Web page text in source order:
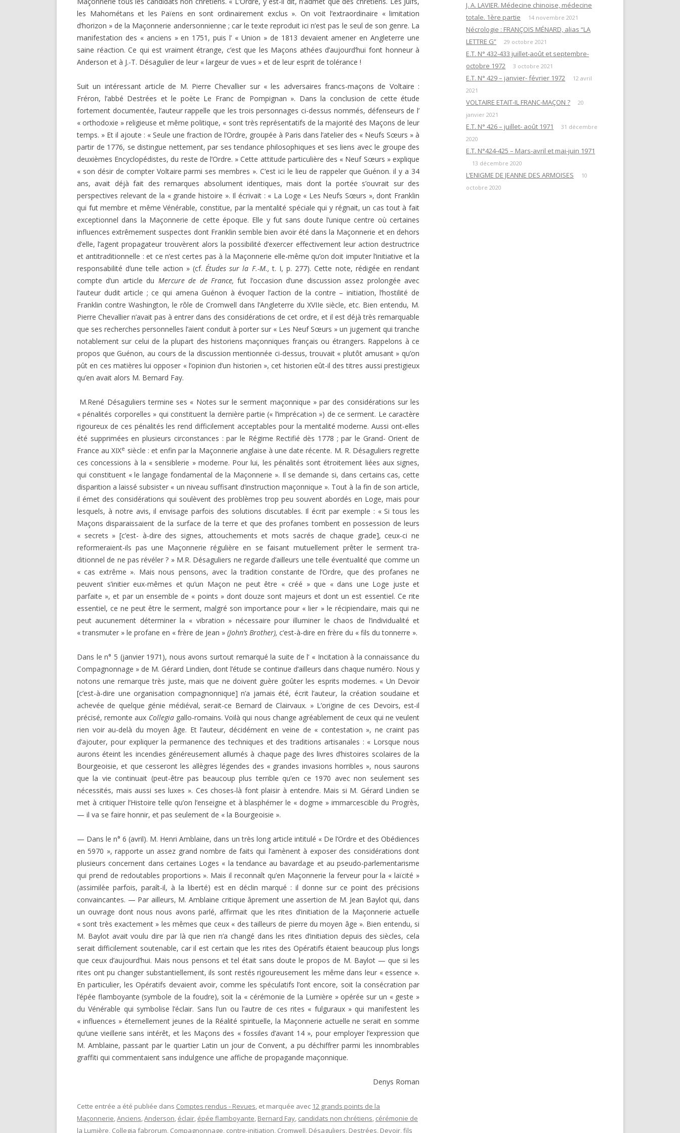
DEC 1970 2ÈME PARTIE
E.T. N° 421-422 SEPT- OCT-NOV-
DEC 1970 1ÈRE PARTIE
E.T. N° 418 MARS-AVRIL 1970
E.T. ANNEES 1968-1969
E.T. N° 416 NOVEMBRE –
DÉCEMBRE 1969- 2ÈME PARTIE
E.T. N° 416 NOVEMBRE –
DÉCEMBRE 1969- 1ÈRE PARTIE
E.T. N° 415 SEPTEMBRE-OCTOBRE
E.T. N° 414 JUILLET-AOÛT 1969
E.T. N° 412-413 MARS-AVRIL ET
MAI-JUIN 1969
E.T. N° 411 JANVIER-FÉVRIER 1969
E.T. N° 409-410 SEPT. ET NOV.-
DÉC.1968
E.T. N° 406-407-408. MARS À
AOÛT 1968
E.T. ANNEES 1966 – 1967
E.T. N° 404. NOVEMBRE-
DÉCEMBRE 1967
E.T. N° 400. MARS-AVRIL 1967
E.T. N° 399. JANVIER-FÉVRIER 1967
E.T. N°396-397 : 07-08 ET 09-10
E.T. N° 395 MAI-JUIN 1966
E.T. N° 394 MARS AVRIL 1966
E.T. ANNEES 1951 À 1953 E.T. N° 305, JANVIER FÉVRIER 1953
E.T. N°304, DÉCEMBRE 1952
E.T. N° 303, OCTOBRE-NOVEMBRE
1952
E.T. N° 299, AVRIL-MAI 1952
E.T. N° 298, MARS 1952
E. T. N 297, JANV.-FÉV. 1952
E. T. Nº 296, DÉC. 1951
E. T. Nº 292, JUIN 1951
E. T. Nº 291, AVRIL-MAI 1951
E. T. Nº 290, MARS 1951
SAKUTEI-KI, OU LE LIVRE SECRET
DES JARDINS JAPONAIS
MÉDIÉVAL
JEAN RICHER, DELPHES, DÉLOS ET
CUMES
LAMBSPRINCK, LA PIERRE
PHILOSOPHALE
VERNANT ET VIDAL-NAQUET.
MYTHE ET TRAGÉDIE EN GRÈCE
ANCIENNE
PERNÉTY. LES FABLES
ÉGYPTIENNES DÉVOILÉES
MAGISTER. MANUAL DEL
APRENDIZ.
MAGISTER. MANUAL DEL
COMPAÑERO.
JEAN-PAUL GARNIER. BARRAS, ROI
DU DIRECTOIRE.
LES DOUZE TRAVAUX D’HERCULE
« QUESTIONS DE RITUELS »
SUIVANT L’ŒUVRE DE R. GUÉNON
ET SES LETTRES À M. MAUGY / D.
MAÇONNERIE PAR L’HERMÉTISME
MAÇONNERIE”
AVERTISSEMENT
DARKNESS VISIBLE PARTIE 1
COMPTE RENDU E.T. N° 500
L’ARCHE VIVANTE DES SYMBOLES
RENÉ GUÉNON LIVRÉ À LA
MULTITUDE ( I ) : TÉMOIGNAGE ET
MISES EN GARDE
SUR UN ARTICLE DE VLT
les Mahométans et les Païens en sont ordinairement exclus ». On voit l’extraordi­naire « limitation
d’horizon » de la Maçonnerie andersonnienne ; car le texte reproduit ici n’est pas le seul de son genre. La
manifestation des « anciens » en 1751, puis l’ « Union » de 1813 devaient amener en Angleterre une
saine réaction. Ce qui est vraiment étrange, c’est que les Maçons athées d’aujourd’hui font honneur à
Anderson et à J.-T. Désagulier de leur « largeur de vues » et de leur esprit de tolérance !
Suit un intéressant article de M. Pierre Chevallier sur « les adversaires francs-maçons de Voltaire :
Fréron, l’abbé Destrées et le poète Le Franc de Pompignan ». Dans la con­clusion de cette étude
fortement documentée, l’auteur rap­pelle que les trois personnages ci-dessus nommés, défen­seurs de l’
« orthodoxie » religieuse et même politique, « sont très représentatifs de la majorité des Maçons de leur
temps. » Et il ajoute : « Seule une fraction de l’Ordre, groupée à Paris dans l’atelier des « Neufs Sœurs » à
partir de 1776, se distingue nettement, par ses tendance philoso­phiques et ses liens avec le groupe des
deuxièmes Encyclo­pédistes, du reste de l’Ordre. » Cette attitude particulière des « Neuf Sœurs » explique
« son désir de compter Vol­taire parmi ses membres ». C’est ici le lieu de rappeler que Guénon. il y a 34
ans, avait déjà fait des remarques absolu­ment identiques, mais dont la portée s’ouvrait sur des
perspectives relevant de la « grande histoire ». Il écri­vait : « La Loge « Les Neufs Sœurs », dont Franklin
qui fut membre et même Vénérable, constitue, par la mentalité spéciale qui y régnait, un cas tout à fait
exceptionnel dans la Maçonnerie de cette époque. Elle y fut sans doute l’unique centre où certaines
influences extrêmement sus­pectes dont Franklin semble bien avoir été dans la Ma­çonnerie et en dehors
d’elle, l’agent propagateur trou­vèrent alors la possibilité d’exercer effectivement leur action destructrice
et antitraditionnelle : et ce n’est certes pas à la Maçonnerie elle-même qu’on doit imputer l’initiative et la
responsabilité d’une telle action » (cf.Études sur la F.-M., t. I, p. 277). Cette note, rédigée en rendant
compte d’un article du Mercure de de France, fut l’occasion d’une discussion assez prolongée avec
l’auteur dudit article ; ce qui amena Guénon à évo­quer l’action de la contre – initiation, l’hostilité de
Franklin contre Washington, le rôle de Cromwell dans l’Angle­terre du XVIIe siècle, etc. Bien entendu, M.
Pierre Cheval­lier n’avait pas à entrer dans des considérations de cet ordre, et il est déjà très remarquable
que ses recherches personnelles l’aient conduit à porter sur « Les Neuf Sœurs » un jugement qui tranche
notablement sur celui de la plu­part des historiens maçonniques français ou étrangers. Rappelons à ce
propos que Guénon, au cours de la discus­sion mentionnée ci-dessus, trouvait « plutôt amusant » qu’on
pût en ces matières lui opposer « l’opinion d’un historien », cet historien eût-il des titres aussi prestigieux
qu’en avait alors M. Bernard Fay.
M.René Désaguliers termine ses « Notes sur le serment maçonnique » par des considérations sur les
« pénalités corporelles » qui constituent la dernière partie (« l’impré­cation ») de ce serment. Le caractère
rigoureux de ces pé­nalités les rend difficilement acceptables pour la mentalité moderne. Aussi ont-elles
été supprimées en plusieurs cir­constances : par le Régime Rectifié dès 1778 ; par le Grand- Orient de
France au XIXe siècle : et enfin par la Maçonne­rie anglaise à une date récente. M. R. Désaguliers regrette
ces concessions à la « sensiblerie » moderne. Pour lui, les pénalités sont étroitement liées aux signes,
qui consti­tuent « le langage fondamental de la Maçonnerie ». Il se demande si, dans certains cas, cette
disparition a laissé subsister « un niveau suffisant d’instruction maçonnique ». Tout à la fin de son article,
il émet des considérations qui soulèvent des problèmes trop peu souvent abordés en Lo­ge, mais pour
lesquels, à notre avis, il envisage parfois des solutions discutables. Il écrit par exemple : « Si tous les
Maçons disparaissaient de la surface de la terre et que des profanes tombent en possession de leurs
« secrets » [c’est- à-dire des signes, attouchements et mots sacrés de chaque grade], ceux-ci ne
reformeraient-ils pas une Maçonnerie régulière en se faisant mutuellement prêter le serment tra­
ditionnel de ne pas révéler ? » M.R. Désaguliers ne re­garde d’ailleurs une telle éventualité que comme un
« cas extrême ». Mais nous pensons, avec la tradition constante de l’Ordre, que des profanes ne
peuvent s’initier eux-mê­mes et qu’un Maçon ne peut être « créé » que « dans une Loge juste et
parfaite », et par un ensemble de « points » dont douze sont majeurs et dont un est essentiel. Ce rite
essentiel, ce ne peut être le serment, malgré son impor­tance pour « lier » le récipiendaire, mais qui ne
peut aucunement déterminer la « vibration » nécessaire pour illuminer le chaos de l’individualité et
« transmuter » le profane en « frère de Jean » (John’s Brother), c’est-à-dire en frère du « fils du tonnerre ».
Dans le n° 5 (janvier 1971), nous avons surtout remarqué la suite de l’ « Incitation à la connaissance du
Compagnon­nage » de M. Gérard Lindien, dont l’étude se continue d’ailleurs dans chaque numéro. Nous y
notons une remar­que très juste, mais que ne doivent guère goûter les esprits modernes. « Un Devoir
[c’est-à-dire une organisation compagnonnique] n’a jamais été, écrit l’auteur, la création sou­daine et
achevée de quelque génie médiéval, serait-ce Ber­nard de Clairvaux. » L’origine de ces Devoirs, est-il
préci­sé, remonte aux Collegiagallo-romains. Voilà qui nous change agréablement de ceux qui ne veulent
rien voir au-delà du moyen âge. Et l’auteur, décidément en veine de « contestation », ne craint pas
d’ajouter, pour expliquer la permanence des techniques et des traditions artisanales : « Lorsque nous
aurons éteint les incendies généreusement allumés à chaque page des livres d’histoires scolaires de la
Bourgeoisie, et que cesseront les allègres légendes des « grandes invasions horribles », nous saurons
que la vie continuait (peut-être pas beaucoup plus terrible qu’en ce 1970 avec non seulement ses
nécessités, mais aussi ses luxes ». Ces choses-là font plaisir à entendre. Mais si M. Gérard Lindien se
met à critiquer l’Histoire telle qu’on l’enseigne et à blasphémer le « dogme » immarcescible du Progrès,
— il va se faire honnir, et pas seulement de « la Bourgeoisie ».
— Dans le n° 6 (avril). M. Henri Amblaine, dans un très long article intitulé « De l’Ordre et des Obédiences
en 5970 », rapporte un assez grand nombre de faits qui l’amè­nent à exposer des considérations dont
plusieurs concernent dans certaines Loges « la tendance au bavardage et au pseudo-par­lementarisme
qui prend de redoutables proportions ». Mais il reconnaît qu’en Maçonnerie la ferveur pour la « laïcité »
(assimilée parfois, paraît-il, à la liberté) est en déclin mar­qué : il donne sur ce point des précisions
convaincantes. — Par ailleurs, M. Amblaine critique âprement une asser­tion de M. Jean Baylot qui, dans
un ouvrage dont nous nous avons parlé, affirmait que les rites d’initiation de la Maçonnerie actuelle
« sont très exactement » les mêmes que ceux « des tailleurs de pierre du moyen âge ». Bien entendu, si
M. Baylot avait voulu dire par là que rien n’a changé dans les rites d’initiation depuis des siècles, cela
serait difficilement soutenable, car il est certain que les rites des Opératifs étaient beaucoup plus longs
que ceux d’aujourd’hui. Mais nous pensons et tel était sans doute le propos de M. Baylot — que si les
rites ont pu changer substantiellement, ils sont restés rigoureusement les même dans leur « essence ».
En particulier, les Opératifs devaient avoir, comme les spéculatifs l’ont encore, soit la consécration par
l’épée flamboyante (symbole de la foudre), soit la « cérémonie de la Lumière » opérée sur un « geste »
du Vénérable qui symbolise l’éclair. Sans l’un ou l’autre de ces rites « fulguraux » qui manifestent les
« influences » éter­nellement jeunes de la Réalité spirituelle, la Maçonnerie actuelle ne serait en somme
qu’une vieillerie sans intérêt, et les Maçons des « fossiles d’avant 14 », pour employer l’expression que
M. Amblaine, passant par le quartier La­tin un jour de Convent, a pu déchiffrer parmi les innom­brables
graffiti qui commentaient sans indulgence une affiche de propagande maçonnique.
Denys Roman
Cette entrée a été publiée dans Comptes rendus - Revues, et marquée avec 12 grands points de la
Maçonnerie,Anciens,Anderson, éclair, épée flamboyante, Bernard Fay, candidats non chrétiens, cérémonie de
la Lumière, Collegia fabrorum, Compagnonnage, contre-initiation, Cromwell, Désaguliers, Destrées, Devoir,fils
J. A. LAVIER. Médecine chinoise, médecine
totale. 1ère partie
14 novembre 2021
Nécrologie : FRANÇOIS MÉNARD, alias “LA
LETTRE G”
29 octobre 2021
E.T. N° 432-433 juillet-août et septembre-
octobre 1972
3 octobre 2021
E.T. N° 429 – janvier- février 1972
12 avril
2021
VOLTAIRE ETAIT-IL FRANC-MAÇON ?
20
janvier 2021
E.T. N° 426 – juillet- août 1971
31 décembre
2020
E.T. N°424-425 – Mars-avril et mai-juin 1971
13 décembre 2020
L’ENIGME DE JEANNE DES ARMOISES
10
octobre 2020